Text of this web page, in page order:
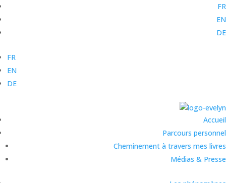
FR
EN
DE
FR
EN
DE
Accueil
Parcours personnel
Cheminement à travers mes livres
Médias & Presse